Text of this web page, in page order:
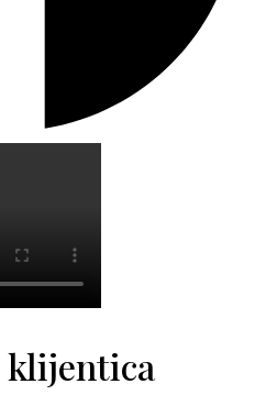
klijentica